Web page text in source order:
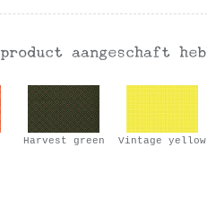
Harvest green Vintage yellow